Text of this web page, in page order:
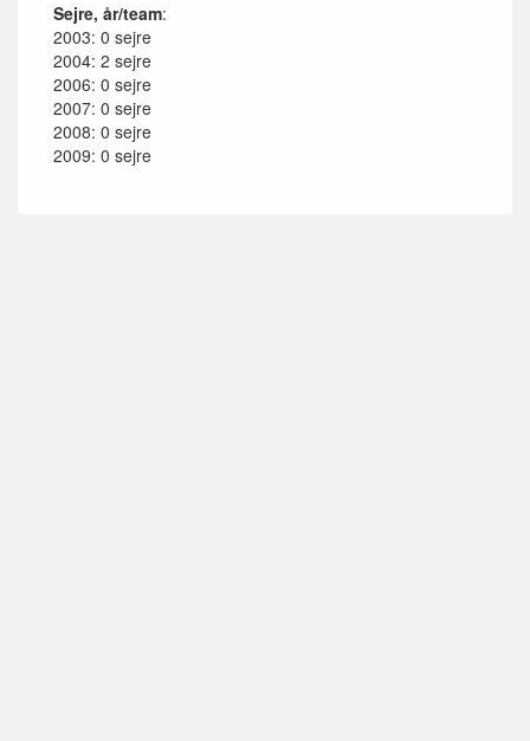
Sejre, år/team:
2003: 0 sejre
2004: 2 sejre
2006: 0 sejre
2007: 0 sejre
2008: 0 sejre
2009: 0 sejre